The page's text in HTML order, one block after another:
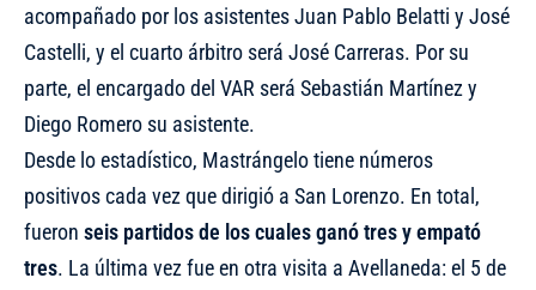
acompañado por los asistentes Juan Pablo Belatti y José
Castelli, y el cuarto árbitro será José Carreras. Por su
parte, el encargado del VAR será Sebastián Martínez y
Diego Romero su asistente.
Desde lo estadístico, Mastrángelo tiene números
positivos cada vez que dirigió a San Lorenzo. En total,
fueron seis partidos de los cuales ganó tres y empató
tres. La última vez fue en otra visita a Avellaneda: el 5 de